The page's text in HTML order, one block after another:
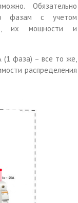
Обязательно
фазам с учетом
их мощности и
(1 фаза) – все то же,
распределения